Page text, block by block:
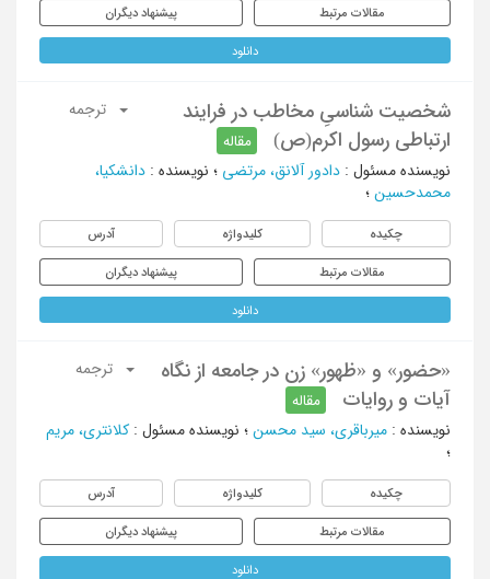
مقالات مرتبط پیشنهاد دیگران
دانلود
شخصیت شناسیِ مخاطب در فرایند
ارتباطی رسول اکرم(ص)
مقاله
ترجمه
نویسنده مسئول : دادور آلانق، مرتضی ؛ نویسنده : دانشکیا،
محمدحسین ؛
چکیده کلیدواژه آدرس
مقالات مرتبط پیشنهاد دیگران
دانلود
«حضور» و «ظهور» زن در جامعه از نگاه
آیات و روایات
مقاله
ترجمه
نویسنده : میرباقری، سید محسن ؛ نویسنده مسئول : کلانتری، مریم
؛
چکیده کلیدواژه آدرس
مقالات مرتبط پیشنهاد دیگران
دانلود